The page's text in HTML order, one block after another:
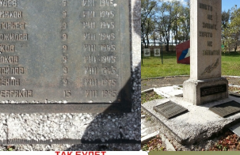
Андр